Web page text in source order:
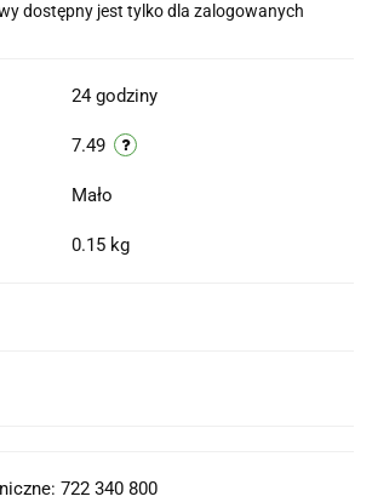
dostępny jest tylko dla zalogowanych
24 godziny
7.49
Mało
0.15 kg
722 340 800